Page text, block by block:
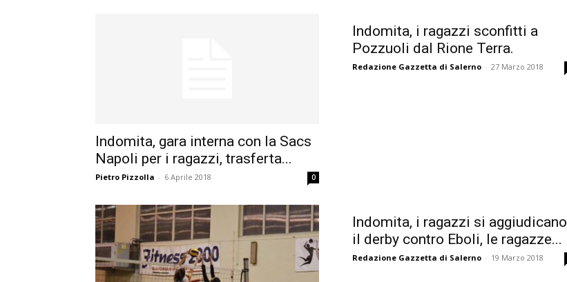
Indomita, gara interna con la Sacs
Napoli per i ragazzi, trasferta...
Pietro Pizzolla - 6 Aprile 2018 0
Indomita, i ragazzi sconfitti a
Pozzuoli dal Rione Terra.
Redazione Gazzetta di Salerno - 27 Marzo 2018
Indomita, i ragazzi si aggiudicano
il derby contro Eboli, le ragazze...
Redazione Gazzetta di Salerno - 19 Marzo 2018